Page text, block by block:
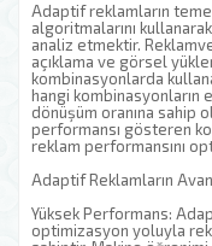
Adaptif reklamların
algoritmalarını
analiz etmektir.
açıklama ve görsel
kombinasyonlarda
hangi kombinasyonların
dönüşüm oranına sahip
performansı gösteren
reklam performansını
Adaptif Reklamların
Yüksek Performans:
optimizasyon yoluyla